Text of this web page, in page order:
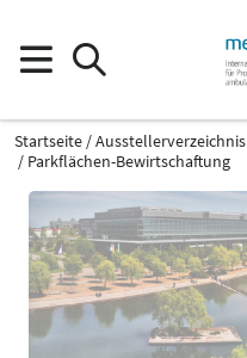
Startseite Ausstellerverzeichnis
Parkflächen-Bewirtschaftung